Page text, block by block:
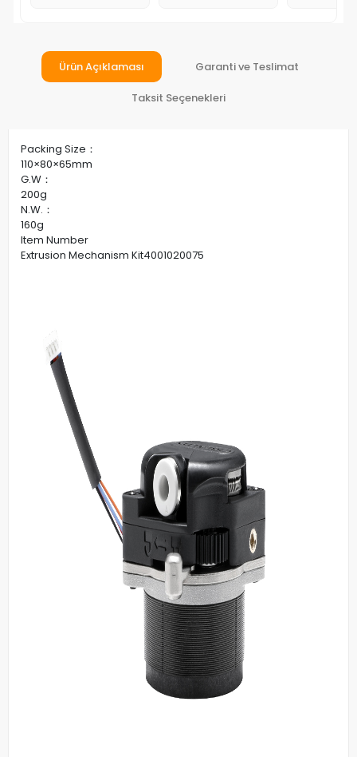
Ürün Açıklaması Garanti ve Teslimat
Taksit Seçenekleri
Packing Size：
110×80×65mm
G.W：
200g
N.W.：
160g
Item Number
Extrusion Mechanism Kit4001020075